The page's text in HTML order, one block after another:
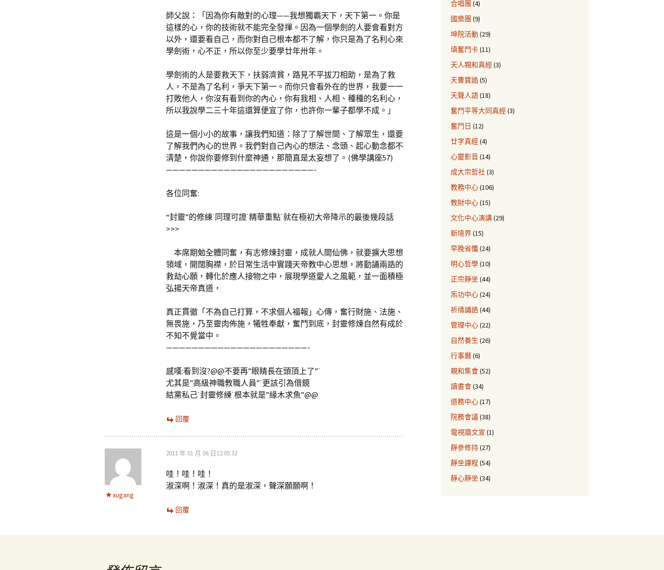
師父說：「因為你有敵對的心理——我想獨霸天下，天下第一。你是
這樣的心，你的技術就不能完全發揮。因為一個學劍的人要會看對方
以外，還要看自己，而你對自己根本都不了解，你只是為了名利心來
學劍術，心不正，所以你至少要學廿年卅年。
學劍術的人是要救天下，扶弱濟貧，路見不平拔刀相助，是為了救
人，不是為了名利，爭天下第一。而你只會看外在的世界，我要一一
打敗他人，你沒有看到你的內心，你有我相、人相、種種的名利心，
所以我說學二三十年這還算便宜了你，也許你一輩子都學不成。」
這是一個小小的故事，讓我們知道：除了了解世間、了解眾生，還要
了解我們內心的世界。我們對自己內心的想法、念頭、起心動念都不
清楚，你說你要修到什麼神通，那簡直是太妄想了。(佛學講座57)
———————————————————————-
各位同奮:
“封靈”的修練˙同理可證˙精華重點˙就在極初大帝降示的最後幾段話
>>>
本席期勉全體同奮，有志修煉封靈，成就人間仙佛，就要擴大思想
領域，開闊胸襟，於日常生活中實踐天帝教中心思想，將勤誦兩誥的
救劫心願，轉化於應人接物之中，展現學道愛人之風範，並一面積極
弘揚天帝真道，
真正貫徹「不為自己打算，不求個人福報」心傳，奮行財施、法施、
無畏施，乃至靈肉佈施，犧牲奉獻，奮鬥到底，封靈修煉自然有成於
不知不覺當中。
——————————————————————-
感嘆:看到沒?@@不要再”眼睛長在頭頂上了”˙
尤其是”高級神職教職人員”˙更該引為借鏡
結黨私己˙封靈修練˙根本就是”緣木求魚”@@
回覆
xugang
2011 年 01 月 06 日12:05:32
哇！哇！哇！
淑深啊！淑深！真的是淑深，聲深願願啊！
回覆
合唱團 (4)
國樂團 (9)
坤院活動(29)
填奮鬥卡(11)
天人親和真經(3)
天曹寶誥(5)
天聲人語(18)
奮鬥平等大同真經(3)
奮鬥日 (12)
廿字真經(4)
心靈影音(14)
成大宗哲社(3)
教務中心(106)
教財中心(15)
文化中心演講(29)
新境界(15)
早晚省懺(24)
明心哲學(10)
正宗靜坐 (44)
炁功中心(24)
祈禱誦誥(44)
管理中心(22)
自然養生 (26)
行事曆(6)
親和集會(52)
讀書會(34)
道務中心(17)
院務會議(38)
電視牆文宣 (1)
靜參修持(27)
靜坐課程 (54)
靜心靜坐 (34)